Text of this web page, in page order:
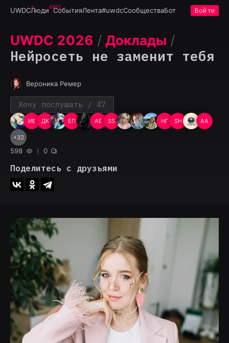
UWDCЛюди6932
СобытияЛента#uwdcСообществаБот Войти
UWDC 2026 / Доклады /
Нейросеть не заменит тебя
Вероника Ремер
Хочу послушать / 47
ИЕ ДК ЕП АЕ SS НГ SН AA
+32
598 0
Поделитесь с друзьями